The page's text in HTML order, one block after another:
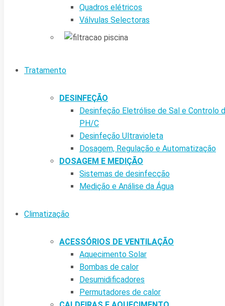
Quadros elétricos
Válvulas Selectoras
Tratamento
DESINFEÇÃO
Desinfeção Eletrólise de Sal e Controlo
PH/C
Desinfeção Ultravioleta
Dosagem, Regulação e Automatização
DOSAGEM E MEDIÇÃO
Sistemas de desinfecção
Medição e Análise da Água
Climatização
ACESSÓRIOS DE VENTILAÇÃO
Aquecimento Solar
Bombas de calor
Desumidificadores
Permutadores de calor